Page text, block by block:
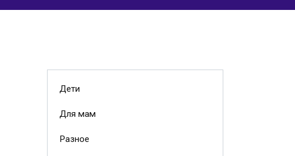
Дети
Для мам
Разное